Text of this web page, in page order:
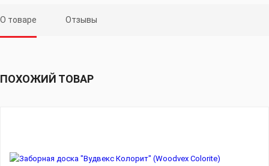
О товаре Отзывы
ПОХОЖИЙ ТОВАР